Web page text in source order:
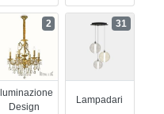
Illuminazione
Design
2
Lampadari
31